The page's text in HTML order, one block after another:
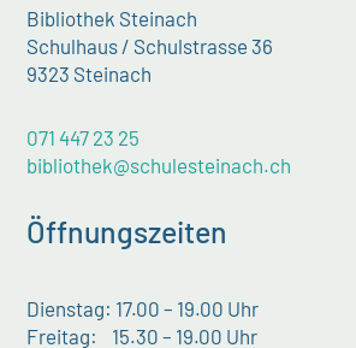
Bibliothek Steinach
Schulhaus / Schulstrasse 36
9323 Steinach
071 447 23 25
bibliothek@schulesteinach.ch
Öffnungszeiten
Dienstag: 17.00 – 19.00 Uhr
Freitag: 15.30 – 19.00 Uhr